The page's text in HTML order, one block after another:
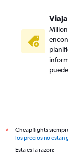
*
Cheapflights
los precios no están
Esta es la razón: